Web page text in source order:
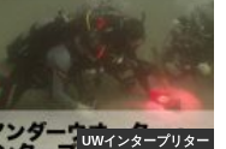
UWインタープリター